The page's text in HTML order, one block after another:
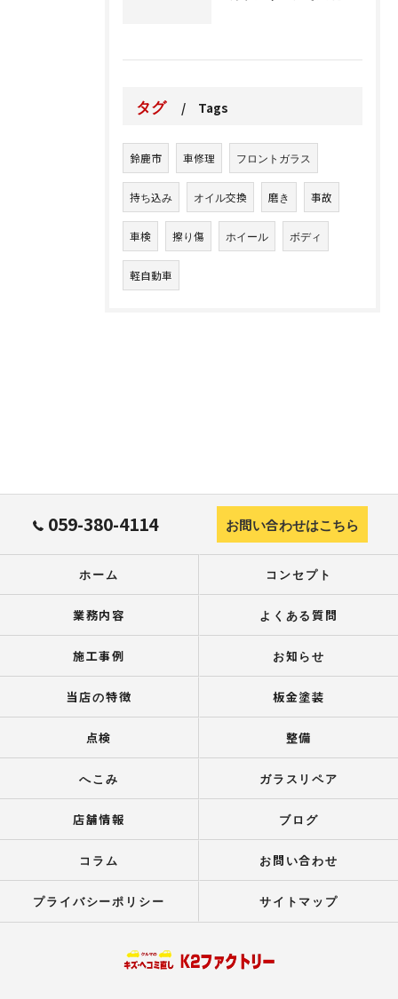
タグ Tags
鈴鹿市 車修理 フロントガラス
持ち込み オイル交換 磨き 事故
車検 擦り傷 ホイール ボディ
軽自動車
059-380-4114 お問い合わせはこちら
ホーム コンセプト
業務内容 よくある質問
施工事例 お知らせ
当店の特徴 板金塗装
点検 整備
へこみ ガラスリペア
店舗情報 ブログ
コラム お問い合わせ
プライバシーポリシー サイトマップ